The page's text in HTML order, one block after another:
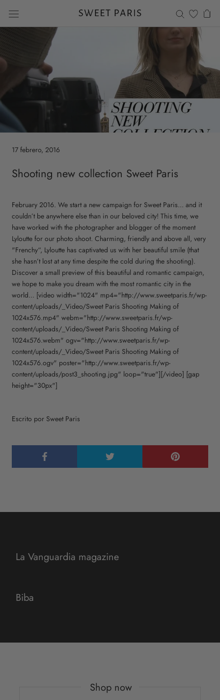
contenido
17 febrero, 2016
Shooting new collection Sweet Paris
February 2016. We start a new campaign for Sweet Paris... and it
couldn’t be anywhere else than in our beloved city! This time, we
have worked with the photographer and blogger of the moment
Lyloutte for our photo shoot. Charming, friendly and above all, very
"Frenchy“, Lyloutte has captivated us with her beautiful smile (that
she hasn’t lost at any time despite the cold during the shooting).
Discover a small preview of this beautiful and romantic campaign,
we hope to make you dream with the most romantic city in the
world... [video width="1024" mp4="http://www.sweetparis.fr/wp-
content/uploads/_Video/Sweet Paris Shooting Making of
1024x576.mp4" webm="http://www.sweetparis.fr/wp-
content/uploads/_Video/Sweet Paris Shooting Making of
1024x576.webm" ogv="http://www.sweetparis.fr/wp-
content/uploads/_Video/Sweet Paris Shooting Making of
1024x576.ogv" poster="http://www.sweetparis.fr/wp-
content/uploads/post3_shooting.jpg" loop="true"][/video] [gap
height="30px"]
Escrito por Sweet Paris
La Vanguardia magazine
Biba
Shop now